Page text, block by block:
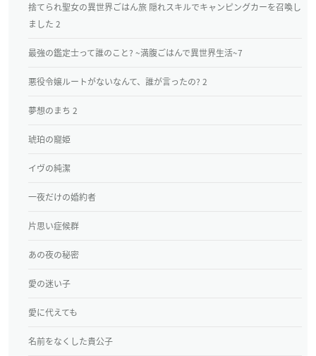
捨てられ聖女の異世界ごはん旅 隠れスキルでキャンピングカーを召喚し
ました 2
最強の鑑定士って誰のこと? ~満腹ごはんで異世界生活~7
悪役令嬢ルートがないなんて、誰が言ったの? 2
夢想のまち 2
琥珀の寵姫
イヴの純潔
一夜だけの婚約者
片思い症候群
あの夜の秘密
愛の迷い子
愛に代えても
名前をなくした貴公子